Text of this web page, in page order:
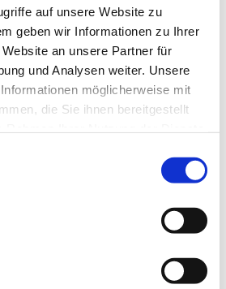
auf unsere Website zu
geben wir Informationen zu Ihrer
an unsere Partner für
und Analysen weiter. Unsere
möglicherweise mit
die Sie ihnen bereitgestellt